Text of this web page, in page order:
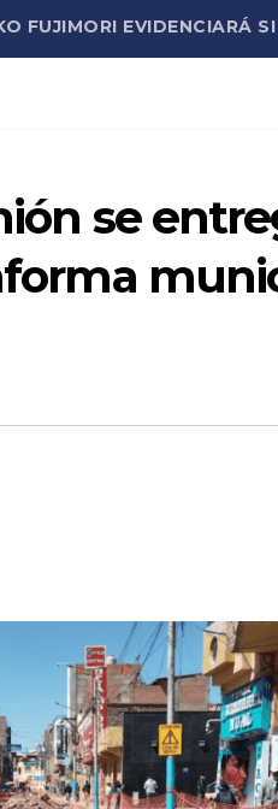
FUJIMORI EVIDENCIARÁ
se